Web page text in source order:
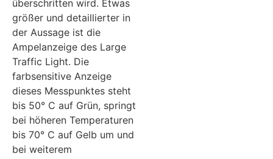
überschritten wird. Etwas
größer und detaillierter in
der Aussage ist die
Ampelanzeige des Large
Traffic Light. Die
farbsensitive Anzeige
dieses Messpunktes steht
bis 50° C auf Grün, springt
bei höheren Temperaturen
bis 70° C auf Gelb um und
bei weiterem